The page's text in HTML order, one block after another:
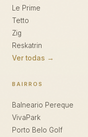
Le Prime
Tetto
Zig
Reskatrin
Ver todas →
BAIRROS
Balneario Pereque
VivaPark
Porto Belo Golf